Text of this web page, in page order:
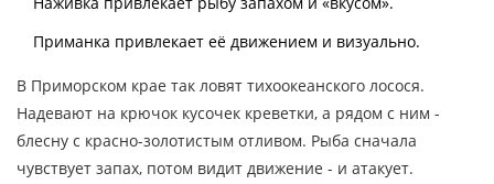
Приманка привлекает её движением и визуально.
В Приморском крае так ловят тихоокеанского лосося.
Надевают на крючок кусочек креветки, а рядом с ним -
блесну с красно-золотистым отливом. Рыба сначала
чувствует запах, потом видит движение - и атакует.